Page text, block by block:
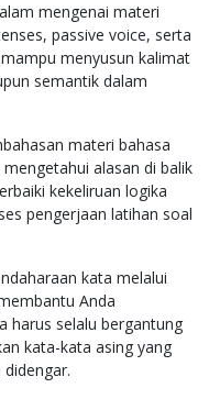
mengenai materi
passive voice, serta
menyusun kalimat
semantik dalam
materi bahasa
alasan di balik
kekeliruan logika
pengerjaan latihan soal
kata melalui
Anda
harus selalu bergantung
kata-kata asing yang